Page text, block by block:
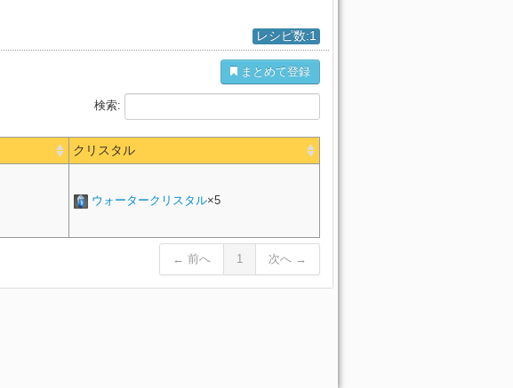
レシピ数:1
まとめて登録
検索:
クリスタル
ウォータークリスタル×5
← 前へ 1 次へ →